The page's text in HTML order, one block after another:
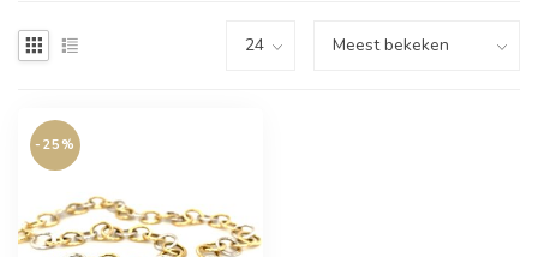
-25%